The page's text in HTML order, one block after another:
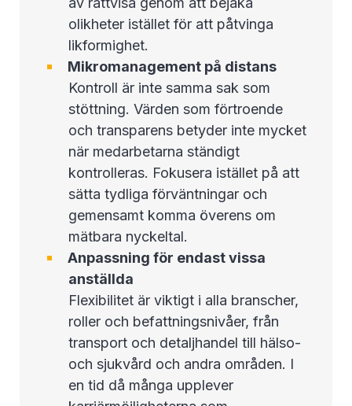
olikheter istället för att påtvinga
likformighet.
Mikromanagement på distans
Kontroll är inte samma sak som
stöttning. Värden som förtroende
och transparens betyder inte mycket
när medarbetarna ständigt
kontrolleras. Fokusera istället på att
sätta tydliga förväntningar och
gemensamt komma överens om
mätbara nyckeltal.
Anpassning för endast vissa
anställda
Flexibilitet är viktigt i alla branscher,
roller och befattningsnivåer, från
transport och detaljhandel till hälso-
och sjukvård och andra områden. I
en tid då många upplever